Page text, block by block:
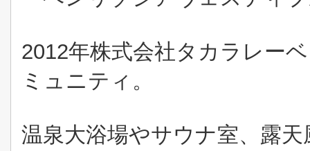
2012年株式会社タカラレー
ミュニティ。
温泉大浴場やサウナ室、露